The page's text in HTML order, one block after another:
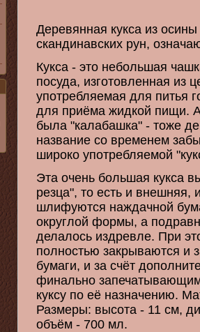
Деревянная кукса из
скандинавских рун,
Кукса - это небольшая
посуда, изготовленная из
употребляемая для питья
для приёма жидкой пищи.
была "калабашка" - тоже
название со временем
широко употребляемой
Эта очень большая кукса
резца", то есть и внешняя,
шлифуются наждачной
округлой формы, а
делалось издревле. При
полностью закрываются и
бумаги, и за счёт
финально
куксу по её назначению.
Размеры: высота - 11 см,
объём - 700 мл.